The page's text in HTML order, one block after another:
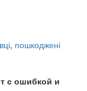
, пошкоджені
с ошибкой и